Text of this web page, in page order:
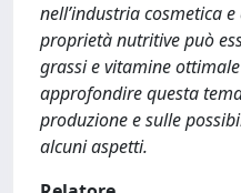
nell’industria cosmetica
proprietà nutritive può
grassi e vitamine
approfondire questa
produzione e sulle
alcuni aspetti.